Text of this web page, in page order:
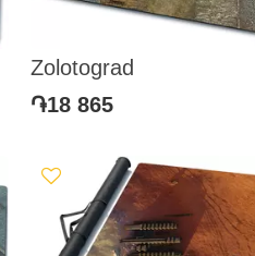
Zolotograd
֏18 865